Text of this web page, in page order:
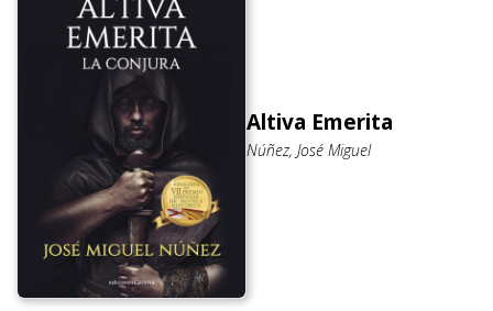
Altiva Emerita
Núñez, José Miguel